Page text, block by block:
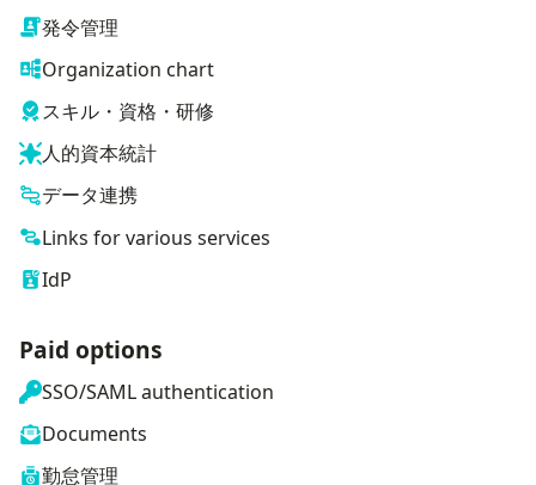
発令管理
Organization chart
スキル・資格・研修
人的資本統計
データ連携
Links for various services
IdP
Paid options
SSO/SAML authentication
Documents
勤怠管理